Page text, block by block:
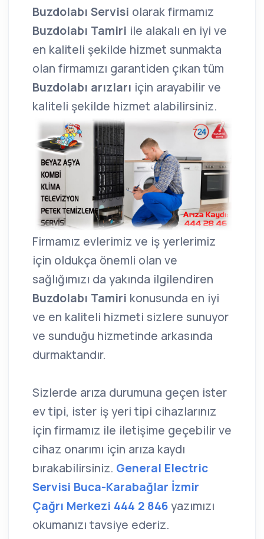
Buzdolabı Servisi olarak firmamız
Buzdolabı Tamiri ile alakalı en iyi ve
en kaliteli şekilde hizmet sunmakta
olan firmamızı garantiden çıkan tüm
Buzdolabı arızları için arayabilir ve
kaliteli şekilde hizmet alabilirsiniz.
Firmamız evlerimiz ve iş yerlerimiz
için oldukça önemli olan ve
sağlığımızı da yakında ilgilendiren
Buzdolabı Tamiri konusunda en iyi
ve en kaliteli hizmeti sizlere sunuyor
ve sunduğu hizmetinde arkasında
durmaktandır.
Sizlerde arıza durumuna geçen ister
ev tipi, ister iş yeri tipi cihazlarınız
için firmamız ile iletişime geçebilir ve
cihaz onarımı için arıza kaydı
bırakabilirsiniz. General Electric
Servisi Buca-Karabağlar İzmir
Çağrı Merkezi 444 2 846yazımızı
okumanızı tavsiye ederiz.